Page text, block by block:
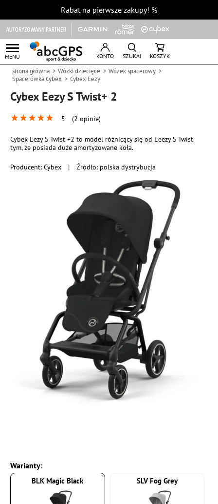
Rabat na pierwsze zakupy! %
MENU KONTO SZUKAJ KOSZYK
strona główna Wózki dziecięce
Wózek spacerowy
Spacerówka Cybex
Cybex Eezy
Cybex Eezy S Twist+ 2
★★★★★ 5 (2 opinie)
Producent:Cybex | Źródło: polska dystrybucja
Cybex Eezy S Twist +2 to model różnicący się od Eeezy S Twist
tym, że posiada duże amortyzowane koła.
Warianty:
BLK Magic Black SLV Fog Grey